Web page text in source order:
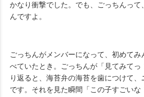
かなり衝撃でした。でも、ごっちんって
んですよ。
ごっちんがメンバーになって、初めてみ
べていたとき。ごっちんが「見てみてっ
り返ると、海苔弁の海苔を歯につけて
です。それを見た瞬間「この子すごいな